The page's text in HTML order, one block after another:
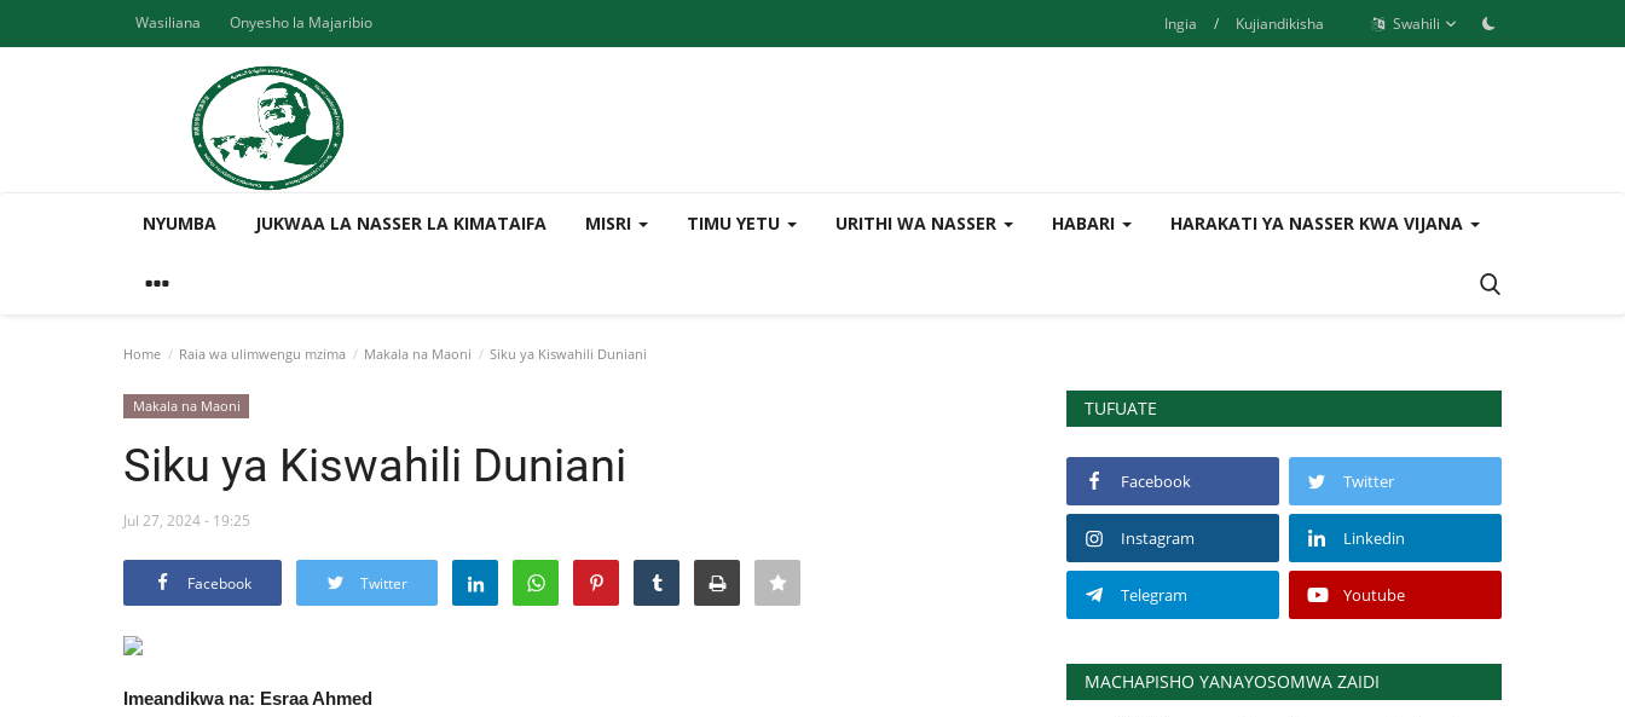
Wasiliana Onyesho la Majaribio Ingia / Kujiandikisha Swahili
NYUMBA JUKWAA LA NASSER LA KIMATAIFA MISRI TIMU YETU URITHI WA NASSER HABARI HARAKATI YA NASSER KWA VIJANA
Home Raia wa ulimwengu mzima Makala na Maoni Siku ya Kiswahili Duniani
Makala na Maoni
Siku ya Kiswahili Duniani
Jul 27, 2024 - 19:25
Facebook Twitter
Imeandikwa na: Esraa Ahmed
TUFUATE
Facebook Twitter
Instagram Linkedin
Telegram Youtube
MACHAPISHO YANAYOSOMWA ZAIDI